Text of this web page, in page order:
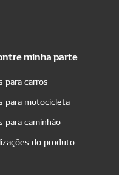
minha parte
para carros
para motocicleta
para caminhão
do produto